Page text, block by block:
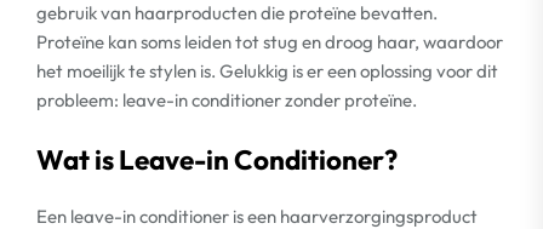
gebruik van haarproducten die proteïne bevatten.
Proteïne kan soms leiden tot stug en droog haar, waardoor
het moeilijk te stylen is. Gelukkig is er een oplossing voor dit
probleem: leave-in conditioner zonder proteïne.
Wat is Leave-in Conditioner?
Een leave-in conditioner is een haarverzorgingsproduct